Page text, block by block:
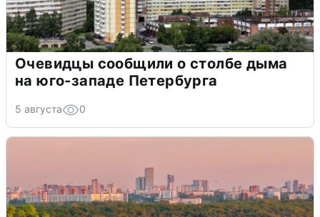
Очевидцы сообщили о столбе дыма
на юго-западе Петербурга
5 августа 0